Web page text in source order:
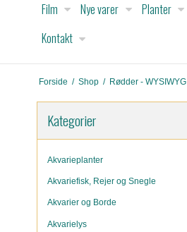
Film Nye varer Planter
Kontakt
Forside / Shop / Rødder - WYSIWYG
Kategorier
Akvarieplanter
Akvariefisk, Rejer og Snegle
Akvarier og Borde
Akvarielys